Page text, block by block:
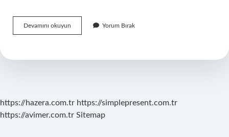
Devamını okuyun
Kalori
Verdirir
Yorum Bırak
https://hazera.com.tr https://simplepresent.com.tr
https://avimer.com.tr Sitemap